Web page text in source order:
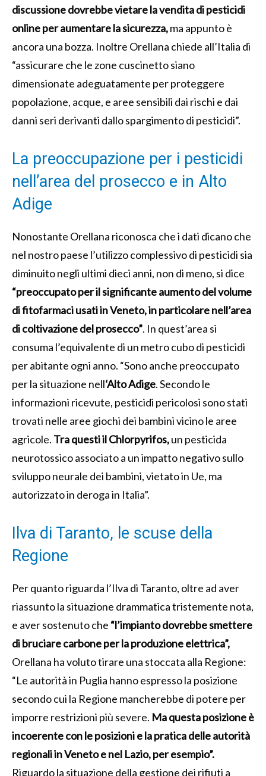
discussione dovrebbe vietare la vendita di pesticidi
online per aumentare la sicurezza,ma appunto è
ancora una bozza. Inoltre Orellana chiede all’Italia di
“assicurare che le zone cuscinetto siano
dimensionate adeguatamente per proteggere
popolazione, acque, e aree sensibili dai rischi e dai
danni seri derivanti dallo spargimento di pesticidi”.
La preoccupazione per i pesticidi
nell’area del prosecco e in Alto
Adige
Nonostante Orellana riconosca che i dati dicano che
nel nostro paese l’utilizzo complessivo di pesticidi sia
diminuito negli ultimi dieci anni, non di meno, si dice
“preoccupato per il significante aumento del volume
di fitofarmaci usati in Veneto, in particolare nell’area
di coltivazione del prosecco”. In quest’area si
consuma l’equivalente di un metro cubo di pesticidi
per abitante ogni anno. “Sono anche preoccupato
per la situazione nell‘Alto Adige. Secondo le
informazioni ricevute, pesticidi pericolosi sono stati
trovati nelle aree giochi dei bambini vicino le aree
agricole. Tra questi il Chlorpyrifos,un pesticida
neurotossico associato a un impatto negativo sullo
sviluppo neurale dei bambini, vietato in Ue, ma
autorizzato in deroga in Italia”.
Ilva di Taranto, le scuse della
Regione
Per quanto riguarda l’Ilva di Taranto, oltre ad aver
riassunto la situazione drammatica tristemente nota,
e aver sostenuto che “l’impianto dovrebbe smettere
di bruciare carbone per la produzione elettrica”,
Orellana ha voluto tirare una stoccata alla Regione:
“Le autorità in Puglia hanno espresso la posizione
secondo cui la Regione mancherebbe di potere per
imporre restrizioni più severe. Ma questa posizione è
incoerente con le posizioni e la pratica delle autorità
regionali in Veneto e nel Lazio, per esempio”.
Riguardo la situazione della gestione dei rifiuti a